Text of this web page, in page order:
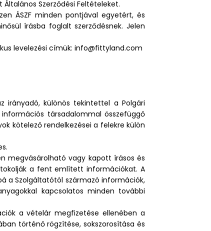
Szerződési Feltételeket.
ÁSZF minden pontjával egyetért, és
írásba foglalt szerződésnek. Jelen
levelezési címük: info@fittyland.com
irányadó, különös tekintettel a Polgári
információs társadalommal összefüggő
kötelező rendelkezései a felekre külön
megvásárolható vagy kapott írásos és
a fent említett információkat. A
a Szolgáltatótól származó információk,
kapcsolatos minden további
a vételár megfizetése ellenében a
történő rögzítése, sokszorosítása és